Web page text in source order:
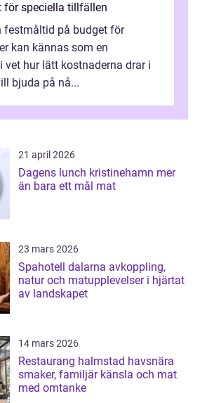
för speciella tillfällen
festmåltid på budget för
kan kännas som en
vet hur lätt kostnaderna drar i
bjuda på nå...
21 april 2026
Dagens lunch kristinehamn mer
än bara ett mål mat
23 mars 2026
Spahotell dalarna avkoppling,
natur och matupplevelser i hjärtat
av landskapet
14 mars 2026
Restaurang halmstad havsnära
smaker, familjär känsla och mat
med omtanke